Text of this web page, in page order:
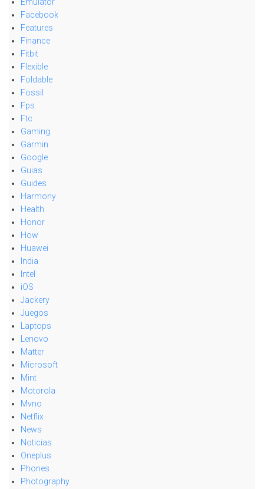
Facebook
Features
Finance
Fitbit
Flexible
Foldable
Fossil
Fps
Ftc
Gaming
Garmin
Google
Guias
Guides
Harmony
Health
Honor
How
Huawei
India
Intel
iOS
Jackery
Juegos
Laptops
Lenovo
Matter
Microsoft
Mint
Motorola
Mvno
Netflix
News
Noticias
Oneplus
Phones
Photography